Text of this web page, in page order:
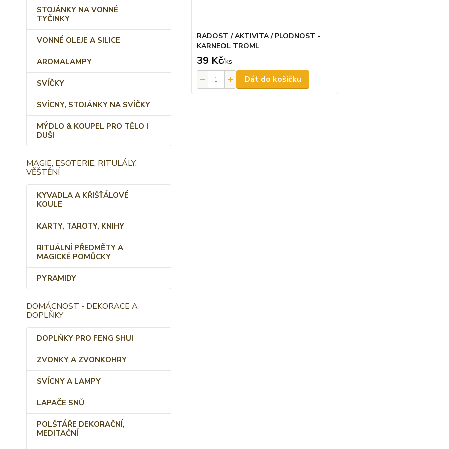
STOJÁNKY NA VONNÉ
TYČINKY
VONNÉ OLEJE A SILICE
AROMALAMPY
SVÍČKY
SVÍCNY, STOJÁNKY NA SVÍČKY
MÝDLO & KOUPEL PRO TĚLO I
DUŠI
MAGIE, ESOTERIE, RITULÁLY,
VĚŠTĚNÍ
KYVADLA A KŘIŠŤÁLOVÉ
KOULE
KARTY, TAROTY, KNIHY
RITUÁLNÍ PŘEDMĚTY A
MAGICKÉ POMŮCKY
PYRAMIDY
DOMÁCNOST - DEKORACE A
DOPLŇKY
DOPLŇKY PRO FENG SHUI
ZVONKY A ZVONKOHRY
SVÍCNY A LAMPY
LAPAČE SNŮ
POLŠTÁŘE DEKORAČNÍ,
MEDITAČNÍ
RADOST / AKTIVITA / PLODNOST -
KARNEOL TROML
39 Kč/ks
Dát do košíčku